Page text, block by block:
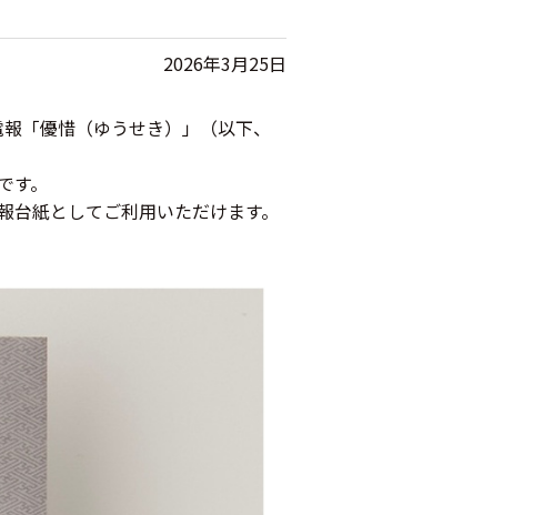
2026年3月25日
優惜（ゆうせき）」（以下、
。
紙としてご利用いただけます。